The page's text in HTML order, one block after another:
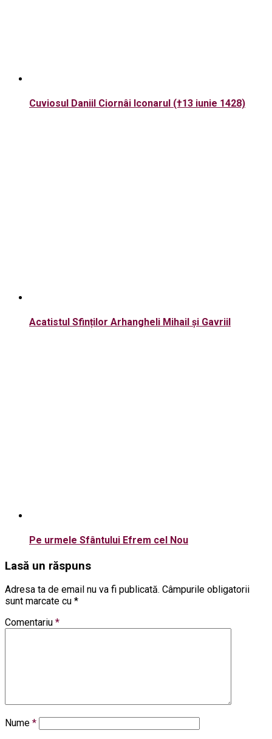
Cuviosul Daniil Ciornâi Iconarul (†13 iunie 1428)
Acatistul Sfinților Arhangheli Mihail și Gavriil
Pe urmele Sfântului Efrem cel Nou
Lasă un răspuns
Adresa ta de email nu va fi publicată. Câmpurile obligatorii
sunt marcate cu *
Comentariu *
Nume *